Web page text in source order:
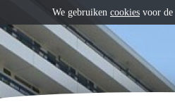
We gebruiken cookies voor de